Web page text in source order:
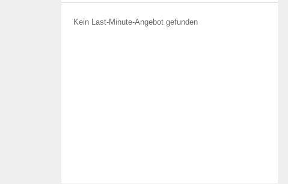
Kein Last-Minute-Angebot gefunden